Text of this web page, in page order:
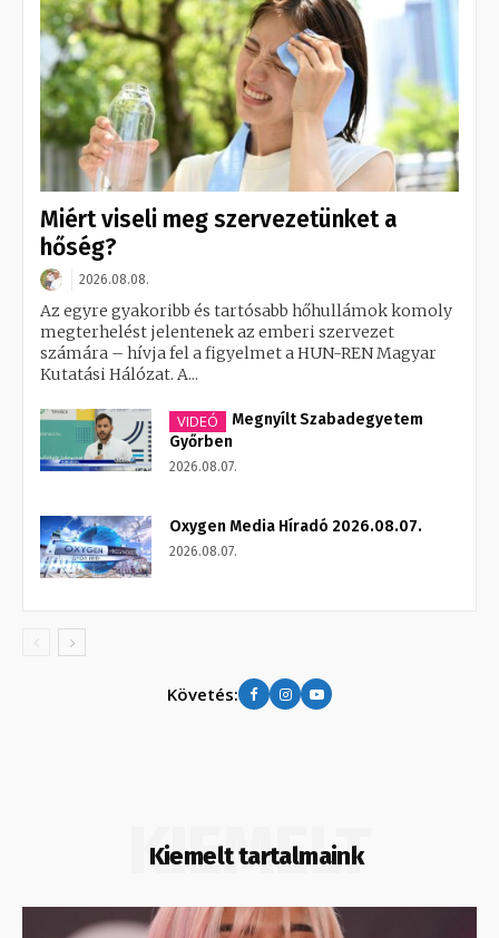
Miért viseli meg szervezetünket a
hőség?
2026.08.08.
Az egyre gyakoribb és tartósabb hőhullámok komoly
megterhelést jelentenek az emberi szervezet
számára – hívja fel a figyelmet a HUN-REN Magyar
Kutatási Hálózat. A...
VIDEÓ
Megnyílt Szabadegyetem
Győrben
2026.08.07.
Oxygen Media Híradó 2026.08.07.
2026.08.07.
Követés:
Kiemelt tartalmaink
KIEMELT